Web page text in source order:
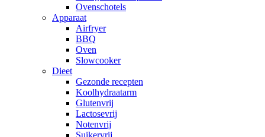
Ovenschotels
Apparaat
Airfryer
BBQ
Oven
Slowcooker
Dieet
Gezonde recepten
Koolhydraatarm
Glutenvrij
Lactosevrij
Notenvrij
Suikervrij